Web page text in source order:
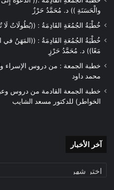
والْحَسَنَةِ )) د. مُحَمَّدُ حَرْزٌ
خُطْبَةُ الجُمُعَةِ القَادِمَةُ : ((بُطُولَاتٌ
خُطْبَةُ الجُمُعَةِ القَادِمَةُ : ((المَهَنُ في
مَعًا)) د. مُحَمَّدُ حَرْزٍ
خطبة الجمعة : من دروس الإسراء
محمد داود
خطبة الجمعة القادمة من دروس
الخواطر) للدكتور مسعد الشايب
آخر الأخبار